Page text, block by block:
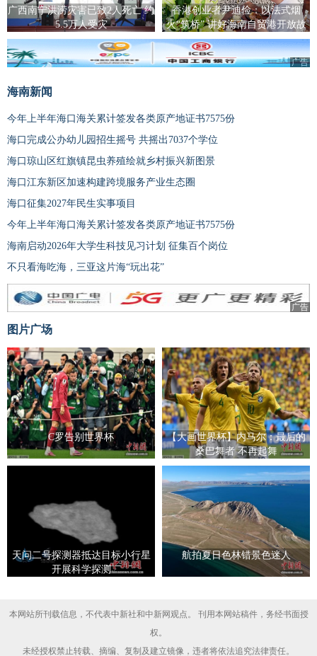
广西南宁洪涝灾害已致2人死亡 约
5.5万人受灾
香港创业者尹迪俭：以法式烟
火“筑桥” 讲好海南自贸港开放故
事
广告
海南新闻
今年上半年海口海关累计签发各类原产地证书7575份
海口完成公办幼儿园招生摇号 共摇出7037个学位
海口琼山区红旗镇昆虫养殖绘就乡村振兴新图景
海口江东新区加速构建跨境服务产业生态圈
海口征集2027年民生实事项目
今年上半年海口海关累计签发各类原产地证书7575份
海南启动2026年大学生科技见习计划 征集百个岗位
不只看海吃海，三亚这片海“玩出花”
广告
图片广场
C罗告别世界杯
【大画世界杯】内马尔：最后的
桑巴舞者 不再起舞
天问二号探测器抵达目标小行星
开展科学探测
航拍夏日色林错景色迷人
本网站所刊载信息，不代表中新社和中新网观点。 刊用本网站稿件，务经书面授
权。
未经授权禁止转载、摘编、复制及建立镜像，违者将依法追究法律责任。